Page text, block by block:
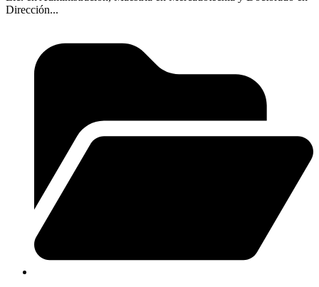
Dirección...